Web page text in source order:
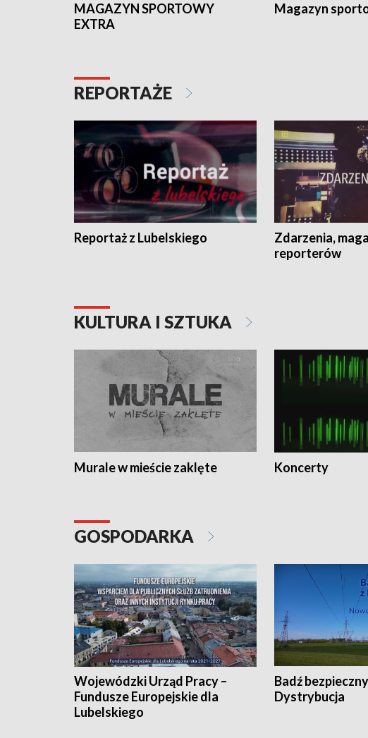
MAGAZYN SPORTOWY
EXTRA
Magazyn
REPORTAŻE
Reportaż z Lubelskiego
Zdarzenia,
reporterów
KULTURA I SZTUKA
Murale w mieście zaklęte Koncerty
GOSPODARKA
Wojewódzki Urząd Pracy –
Fundusze Europejskie dla
Lubelskiego
Badź
Dystrybucja